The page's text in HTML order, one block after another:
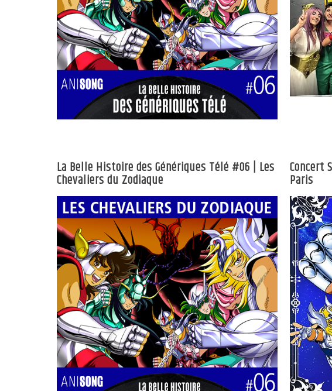
La Belle Histoire des Génériques Télé #06 | Les
Chevaliers du Zodiaque
Concert
Paris